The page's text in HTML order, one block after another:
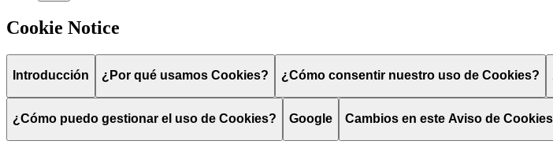
Cookie Notice
Introducción ¿Por qué usamos Cookies? ¿Cómo consentir nuestro uso de Cookies?
¿Cómo puedo gestionar el uso de Cookies? Google Cambios en este Aviso de Cookies